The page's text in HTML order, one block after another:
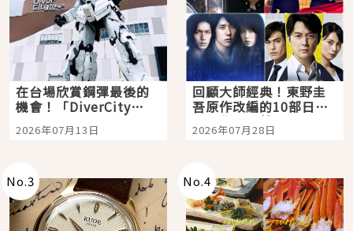
在台場欣賞鋼彈最後的
機會！「DiverCity
Tokyo Plaza」搭船、
購物、美食及夜景，一
2026年07月13日
回顧大師經典！東野圭
吾原作改編的10部日本
影視作品推薦
2026年07月28日
No.3 No.4